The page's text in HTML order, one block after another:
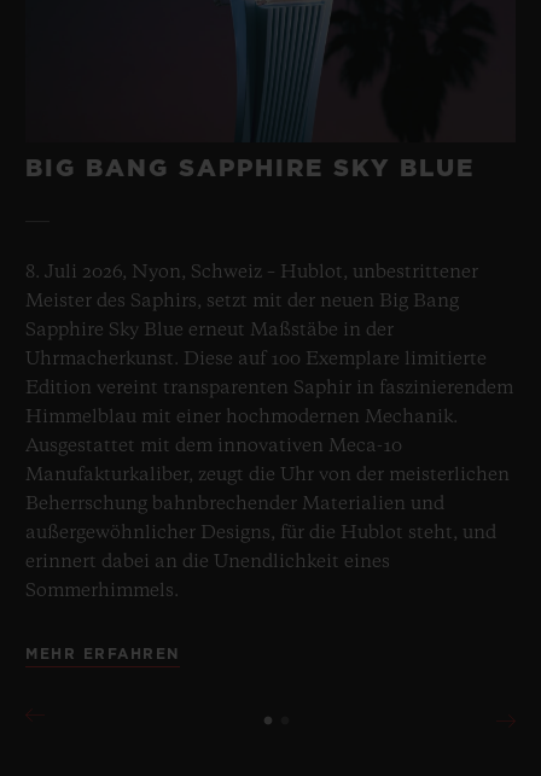
BIG BANG SAPPHIRE SKY BLUE
8. Juli 2026, Nyon, Schweiz – Hublot, unbestrittener
Meister des Saphirs, setzt mit der neuen Big Bang
Sapphire Sky Blue erneut Maßstäbe in der
Uhrmacherkunst. Diese auf 100 Exemplare limitierte
Edition vereint transparenten Saphir in faszinierendem
Himmelblau mit einer hochmodernen Mechanik.
Ausgestattet mit dem innovativen Meca-10
Manufakturkaliber, zeugt die Uhr von der meisterlichen
Beherrschung bahnbrechender Materialien und
außergewöhnlicher Designs, für die Hublot steht, und
erinnert dabei an die Unendlichkeit eines
Sommerhimmels.
MEHR ERFAHREN